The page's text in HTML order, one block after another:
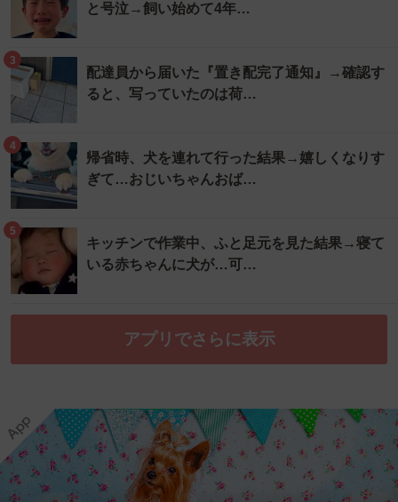
と号泣→飼い始めて4年…
3
配達員から届いた『置き配完了通知』→確認す
ると、写っていたのは荷…
4
帰省時、犬を連れて行った結果→嬉しくなりす
ぎて…おじいちゃんおば…
5
キッチンで作業中、ふと足元を見た結果→寝て
いる赤ちゃんに犬が…可…
アプリでさらに表示